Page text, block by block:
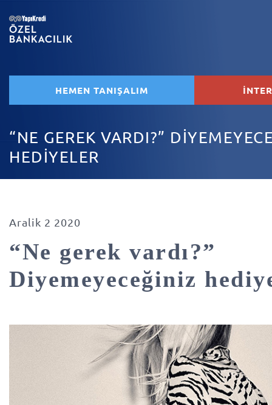
HEMEN TANIŞALIM
“NE GEREK VARDI?”
HEDİYELER
Aralik 2 2020
“Ne gerek vardı?”
Diyemeyeceğiniz